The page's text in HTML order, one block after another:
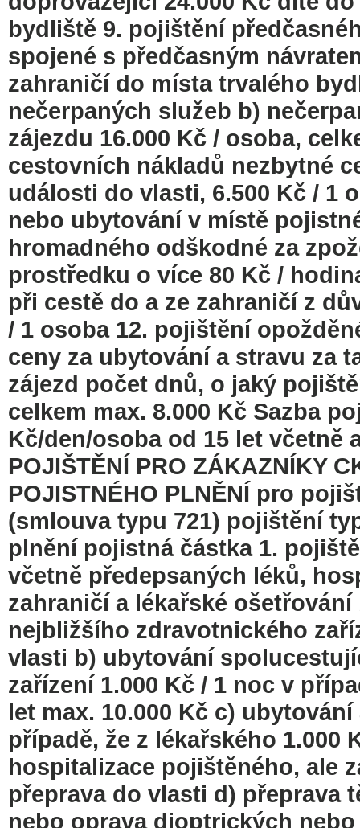
bydliště 9. pojištění
spojené s předčasným
zahraničí do místa trvalého
nečerpaných služeb b)
zájezdu 16.000 Kč / osoba,
cestovních nákladů nezbytné
události do vlasti, 6.500 Kč / 1
nebo ubytování v místě
hromadného odškodné za
prostředku o více 80 Kč /
při cestě do a ze zahraničí z
/ 1 osoba 12. pojištění
ceny za ubytování a stravu za
zájezd počet dnů, o jaký
celkem max. 8.000 Kč Sazba
Kč/den/osoba od 15 let včetně
POJIŠTĚNÍ PRO ZÁKAZNÍKY
POJISTNÉHO PLNĚNÍ pro
(smlouva typu 721) pojištění
plnění pojistná částka 1.
včetně předepsaných léků,
zahraničí a lékařské
nejbližšího zdravotnického
vlasti b) ubytování
zařízení 1.000 Kč / 1 noc v
let max. 10.000 Kč c)
případě, že z lékařského 1.000
hospitalizace pojištěného, ale
přeprava do vlasti d) přeprava
nebo oprava dioptrických